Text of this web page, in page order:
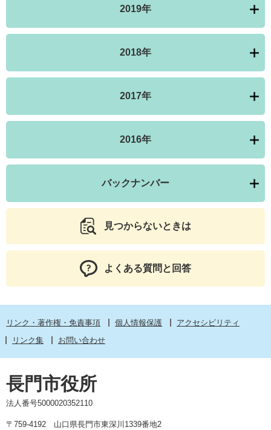
2019年
2018年
2017年
2016年
バックナンバー
見つからないときは
よくある質問と回答
リンク・著作権・免責事項 個人情報保護
アクセシビリティ
リンク集
お問い合わせ
長門市役所
法人番号5000020352110
〒759-4192 山口県長門市東深川1339番地2